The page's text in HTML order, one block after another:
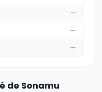
—
—
—
de Sonamu